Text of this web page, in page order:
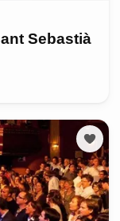
Sebastià